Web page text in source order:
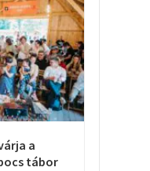
a
tábor